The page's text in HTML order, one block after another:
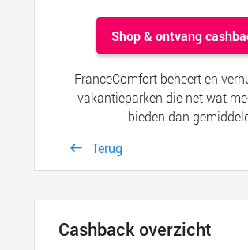
Shop & ontvang
FranceComfort beheert en
vakantieparken die net wat
bieden dan
Terug
Cashback overzicht